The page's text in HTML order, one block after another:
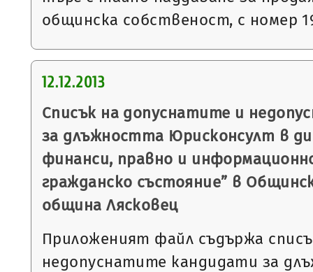
общинска собственост, с номер
12.12.2013
Списък на допуснатите и
за длъжността Юрисконсулт в
финанси, правно и
гражданско състояние” в
община Лясковец
Приложеният файл съдържа
недопуснатите кандидати за